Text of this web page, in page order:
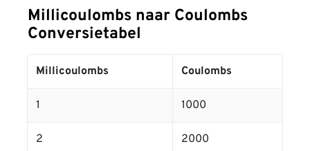
Millicoulombs naar Coulombs
Conversietabel
Millicoulombs Coulombs
1 1000
2 2000